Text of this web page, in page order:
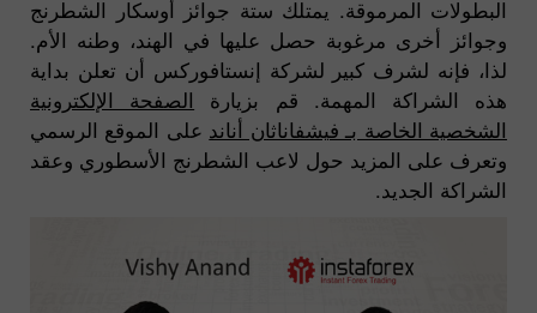
البطولات المرموقة. يمتلك ستة جوائز أوسكار الشطرنج
وجوائز أخرى مرغوبة حصل عليها في الهند، وطنه الأم.
لذا، فإنه لشرف كبير لشركة إنستافوركس أن تعلن بداية
هذه الشراكة المهمة. قم بزيارة الصفحة الإلكترونية
الشخصية الخاصة بـ فيشفاناثان أناند على الموقع الرسمي
وتعرف على المزيد حول لاعب الشطرنج الأسطوري وعقد
الشراكة الجديد.